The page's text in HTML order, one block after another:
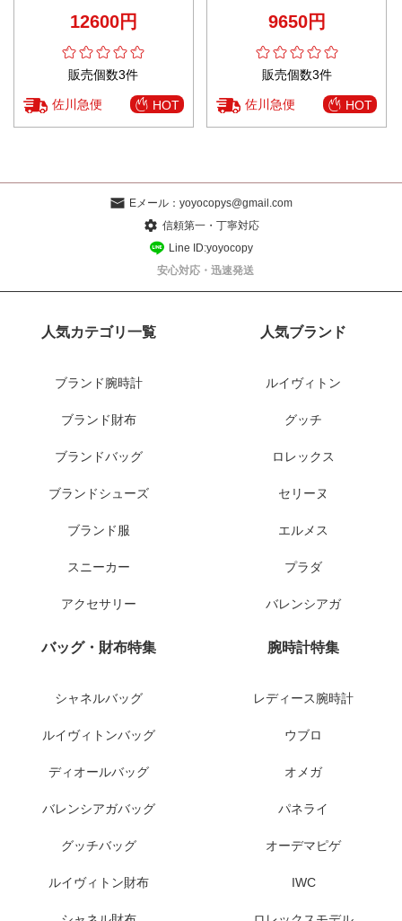
12600円
販売個数3件
佐川急便 HOT
9650円
販売個数3件
佐川急便 HOT
Eメール： yoyocopys@gmail.com
信頼第一・丁寧対応
Line ID:yoyocopy
安心対応・迅速発送
人気カテゴリ一覧
ブランド腕時計
ブランド財布
ブランドバッグ
ブランドシューズ
ブランド服
スニーカー
アクセサリー
人気ブランド
ルイヴィトン
グッチ
ロレックス
セリーヌ
エルメス
プラダ
バレンシアガ
バッグ・財布特集
シャネルバッグ
ルイヴィトンバッグ
ディオールバッグ
バレンシアガバッグ
グッチバッグ
ルイヴィトン財布
腕時計特集
レディース腕時計
ウブロ
オメガ
パネライ
オーデマピゲ
IWC